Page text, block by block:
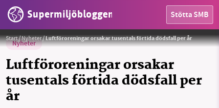
Supermiljöbloggen Stötta SMB
Start/Nyheter/Luftföroreningar orsakar tusentals förtida dödsfall per år
Nyheter
Luftföroreningar orsakar
tusentals förtida dödsfall per
år
Foto:Mike Kienle/Unsplash